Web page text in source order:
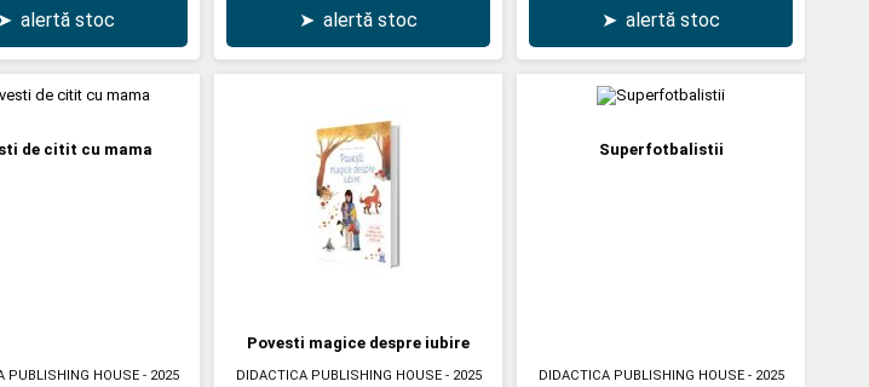
➤ alertă stoc ➤ alertă stoc ➤ alertă stoc
de citit cu mama
PUBLISHING HOUSE- 2025
Povesti magice despre iubire
DIDACTICA PUBLISHING HOUSE- 2025
Superfotbalistii
DIDACTICA PUBLISHING HOUSE- 2025